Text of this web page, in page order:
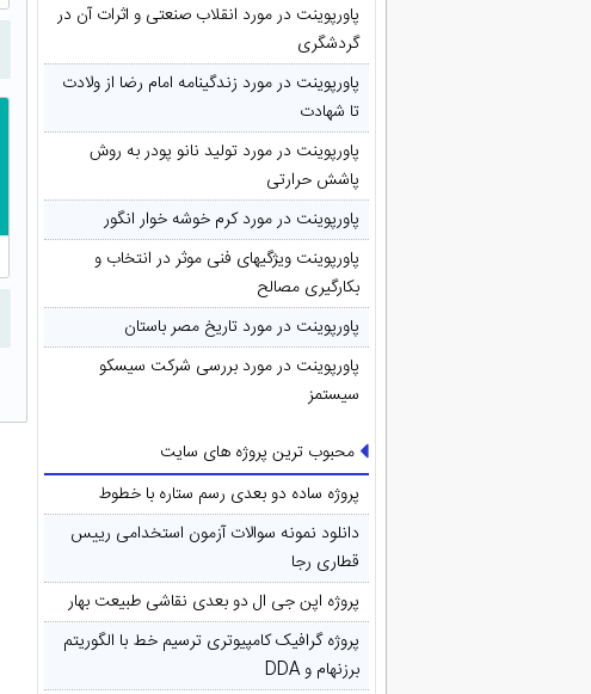
پاورپوینت در مورد انقلاب صنعتی و اثرات آن در
گردشگری
پاورپوینت در مورد زندگینامه امام رضا از ولادت
تا شهادت
پاورپوینت در مورد تولید نانو پودر به روش
پاشش حرارتی
پاورپوینت در مورد کرم خوشه خوار انگور
پاورپوینت ویژگیهای فنی موثر در انتخاب و
بکارگیری مصالح
پاورپوینت در مورد تاريخ مصر باستان
پاورپوینت در مورد بررسی شرکت سیسکو
سیستمز
محبوب ترین پروژه های سایت
پروژه ساده دو بعدی رسم ستاره با خطوط
دانلود نمونه سوالات آزمون استخدامی رییس
قطاری رجا
پروژه اپن جی ال دو بعدی نقاشی طبیعت بهار
پروژه گرافیک کامپیوتری ترسیم خط با الگوریتم
برزنهام و DDA